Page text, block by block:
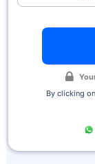
By clicking